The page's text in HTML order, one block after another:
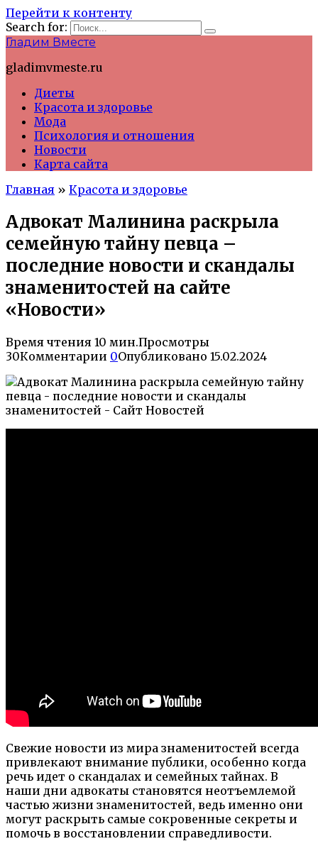
Перейти к контенту
Search for:
Гладим Вместе
gladimvmeste.ru
Диеты
Красота и здоровье
Мода
Психология и отношения
Новости
Карта сайта
Главная » Красота и здоровье
Адвокат Малинина раскрыла
семейную тайну певца –
последние новости и скандалы
знаменитостей на сайте
«Новости»
Время чтения 10 мин.Просмотры
30Комментарии 0Опубликовано 15.02.2024
Свежие новости из мира знаменитостей всегда
привлекают внимание публики, особенно когда
речь идет о скандалах и семейных тайнах. В
наши дни адвокаты становятся неотъемлемой
частью жизни знаменитостей, ведь именно они
могут раскрыть самые сокровенные секреты и
помочь в восстановлении справедливости.